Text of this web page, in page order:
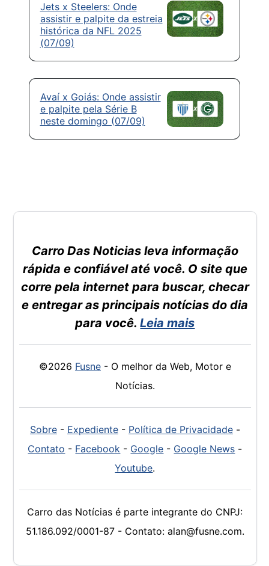
Jets x Steelers: Onde
assistir e palpite da estreia
histórica da NFL 2025
(07/09)
Avaí x Goiás: Onde assistir
e palpite pela Série B
neste domingo (07/09)
Carro Das Noticias leva informação
rápida e confiável até você. O site que
corre pela internet para buscar, checar
e entregar as principais notícias do dia
para você.Leia mais
©2026 Fusne- O melhor da Web, Motor e
Notícias.
Sobre- Expediente- Política de Privacidade-
Contato - Facebook - Google - Google News -
Youtube.
Carro das Notícias é parte integrante do CNPJ:
51.186.092/0001-87 - Contato: alan@fusne.com.